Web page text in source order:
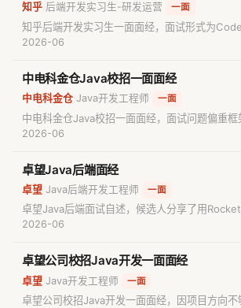
知乎 后端开发实习生-研发运营 一面
知乎后端开发实习生一面面经，面试形式为
代码找bug（库存扣减并发控制、竞态条件、异
查）。
2026-06
中电科金仓Java校招一面面经
中电科金仓 Java开发工程师 一面
中电科金仓Java校招一面面经，面试问题偏重
MyBatis使用与SQL注入相关问题，与其他公司
2026-06
卓望Java后端面经
卓望 Java后端开发工程师 一面
卓望Java后端面试自述，候选人分享了用
异步化、把接口响应时间从60多秒降至50毫秒的
2026-06
卓望公司校招Java开发一面面经
卓望 Java开发工程师 一面
卓望公司校招Java开发一面面经，因项目方向不